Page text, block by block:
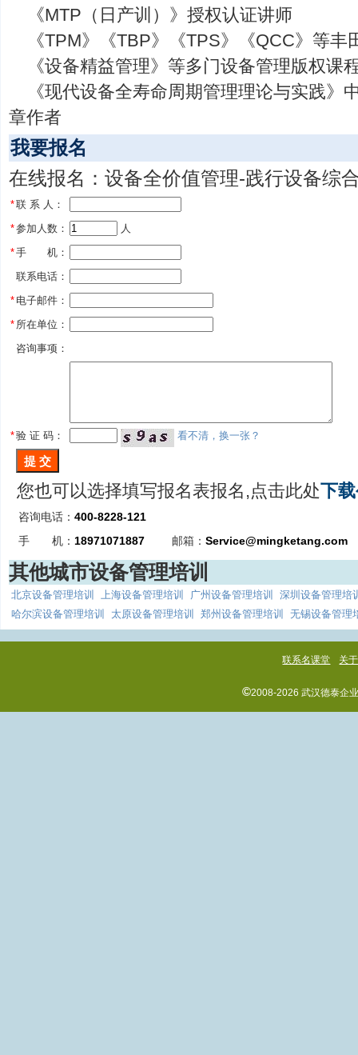
《MTP（日产训）》授权认证讲师
《TPM》《TBP》《TPS》《QCC》等丰
《设备精益管理》等多门设备管理版权课
《现代设备全寿命周期管理理论与实践》
章作者
我要报名
在线报名：设备全价值管理-践行设备综
*联 系 人：
*参加人数：
人
*手 机：
联系电话：
* 电子邮件：
* 所在单位：
咨询事项：
*验 证 码： 看不清，换一张？
您也可以选择填写报名表报名,点击此处下
咨询电话： 400-8228-121
手 机： 18971071887 邮箱： Service@mingketang.com
其他城市设备管理培训
北京设备管理培训 上海设备管理培训 广州设备管理培训
深圳设备管理培
哈尔滨设备管理培训
太原设备管理培训 郑州设备管理培训 无锡设备管理
联系名课堂 关
©2008-2026 武汉德泰企